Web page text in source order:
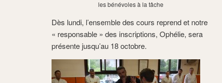
les bénévoles à la tâche
Dès lundi, l’ensemble des cours reprend et notre
« responsable » des inscriptions, Ophélie, sera
présente jusqu’au 18 octobre.